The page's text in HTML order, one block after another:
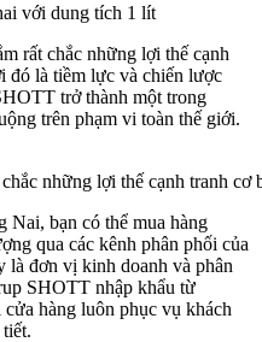
với dung tích 1 lít
rất chắc những lợi thế cạnh
đó là tiềm lực và chiến lược
trở thành một trong
trên phạm vi toàn thế giới.
những lợi thế cạnh tranh cơ
bạn có thể mua hàng
qua các kênh phân phối của
là đơn vị kinh doanh và phân
SHOTT nhập khẩu từ
hàng luôn phục vụ khách